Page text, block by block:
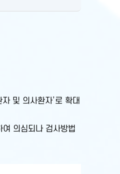
및 의사환자’로 확대
의심되나 검사방법